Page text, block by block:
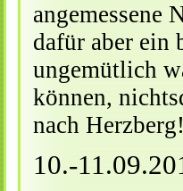
angemessene
dafür aber ein
ungemütlich
können,
nach
10.-